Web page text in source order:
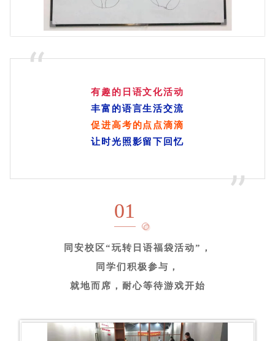
”
有趣的 日语文化活动
丰富的语言生活交流
促进高考的点点滴滴
让时光照影留下回忆
”
01
同安校区“玩转日语福袋活动”，
同学们积极参与，
就地而席，耐心等待游戏开始